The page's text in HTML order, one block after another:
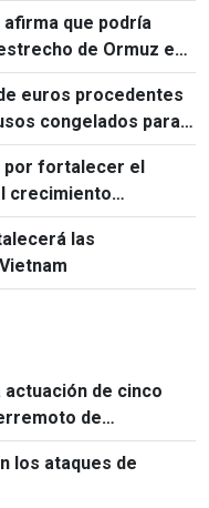
que podría
de Ormuz en
euros procedentes
congelados para
por fortalecer el
crecimiento
las
de cinco
de
los ataques de